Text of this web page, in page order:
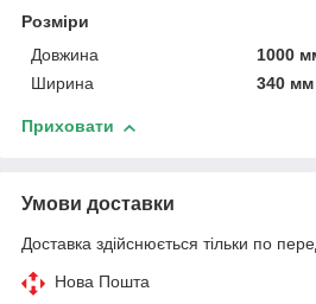
Розміри
Довжина
1000
Ширина
340 мм
Приховати
Умови доставки
Доставка здійснюється тільки по
Нова Пошта